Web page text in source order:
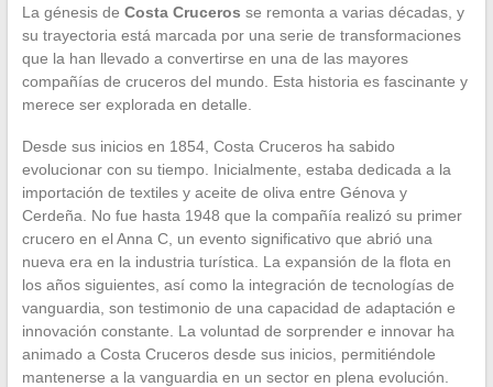
La génesis de Costa Cruceros se remonta a varias décadas, y
su trayectoria está marcada por una serie de transformaciones
que la han llevado a convertirse en una de las mayores
compañías de cruceros del mundo. Esta historia es fascinante y
merece ser explorada en detalle.
Desde sus inicios en 1854, Costa Cruceros ha sabido
evolucionar con su tiempo. Inicialmente, estaba dedicada a la
importación de textiles y aceite de oliva entre Génova y
Cerdeña. No fue hasta 1948 que la compañía realizó su primer
crucero en el Anna C, un evento significativo que abrió una
nueva era en la industria turística. La expansión de la flota en
los años siguientes, así como la integración de tecnologías de
vanguardia, son testimonio de una capacidad de adaptación e
innovación constante. La voluntad de sorprender e innovar ha
animado a Costa Cruceros desde sus inicios, permitiéndole
mantenerse a la vanguardia en un sector en plena evolución.